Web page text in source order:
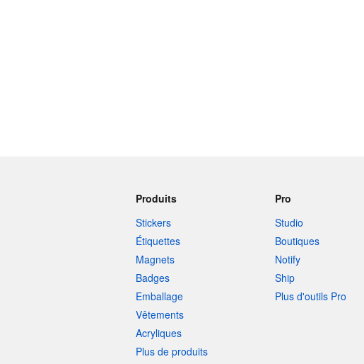
Produits
Stickers
Étiquettes
Magnets
Badges
Emballage
Vêtements
Acryliques
Plus de produits
Pro
Studio
Boutiques
Notify
Ship
Plus d'outils Pro